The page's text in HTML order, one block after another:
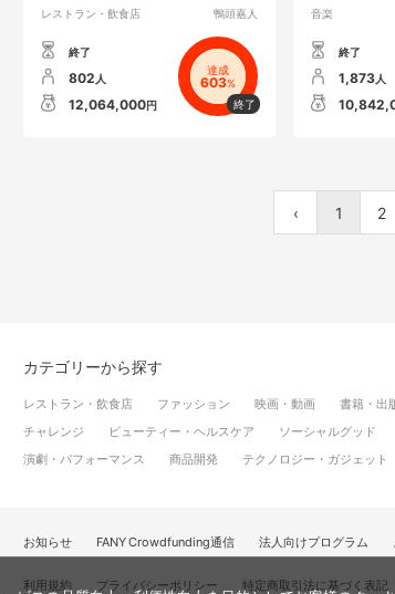
レストラン・飲食店 鴨頭嘉人
終了
802 人
12,064,000円
達成
603%
音楽
終了
1,873人
‹ 1 2
カテゴリーから探す
レストラン・飲食店 ファッション 映画・動画 書籍・出
チャレンジ
ビューティー・ヘルスケア ソーシャルグッド
演劇・パフォーマンス
商品開発 テクノロジー・ガジェット
お知らせ FANY Crowdfunding通信 法人向けプログラム
利用規約 プライバシーポリシー 特定商取引法に基づく表記